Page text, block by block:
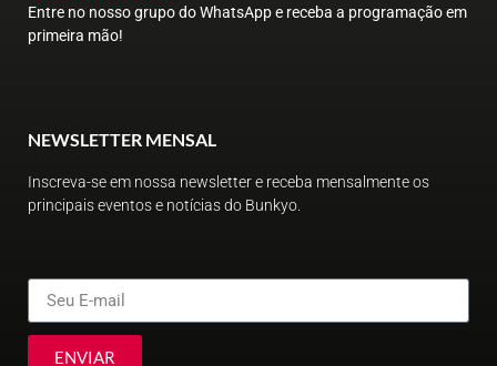
Entre no nosso grupo do WhatsApp e receba a programação em
primeira mão!
NEWSLETTER MENSAL
Inscreva-se em nossa newsletter e receba mensalmente os
principais eventos e notícias do Bunkyo.
ENVIAR